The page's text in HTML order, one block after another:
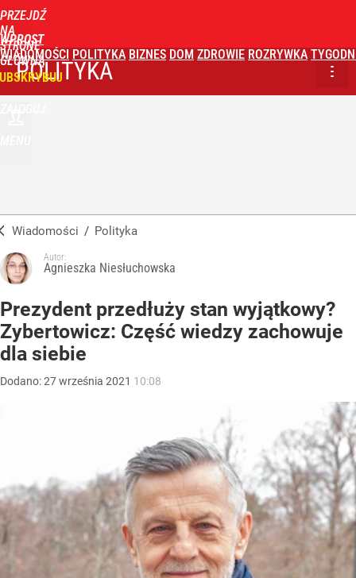
PRZEJDŹ
NA
STRONĘ
GŁÓWNĄ
WPROST
WIADOMOŚCI POLITYKA BIZNES DOM ZDROWIE ROZRYWKA
POLITYKA
Wiadomości / Polityka
Autor:
Agnieszka Niesłuchowska
Prezydent przedłuży stan wyjątkowy?
Zybertowicz: Część wiedzy zachowuje
dla siebie
Dodano:27września 2021 10:08